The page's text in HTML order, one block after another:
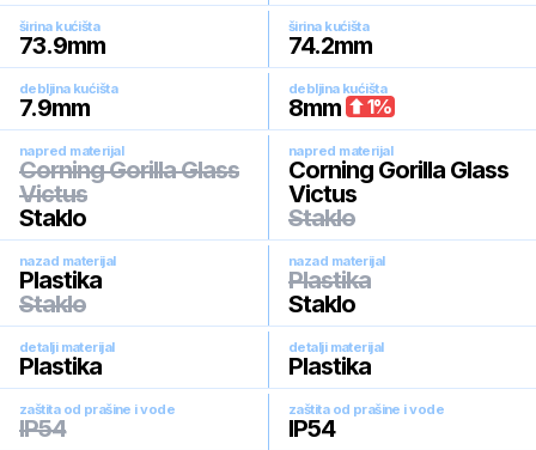
širina kućišta
73.9mm
širina kućišta
74.2mm
debljina kućišta
7.9mm
debljina kućišta
8mm 1%
napred materijal
Corning Gorilla Glass
Victus
Staklo
napred materijal
Corning Gorilla Glass
Victus
Staklo
nazad materijal
Plastika
Staklo
nazad materijal
Plastika
Staklo
detalji materijal
Plastika
detalji materijal
Plastika
zaštita od prašine i vode
IP54
zaštita od prašine i vode
IP54